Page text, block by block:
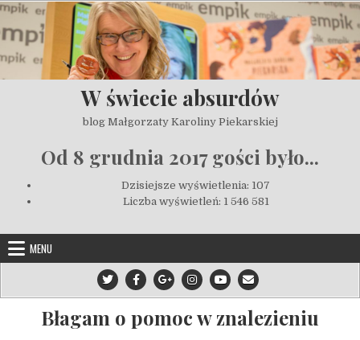
Skip to content
W świecie absurdów
blog Małgorzaty Karoliny Piekarskiej
Od 8 grudnia 2017 gości było...
Dzisiejsze wyświetlenia: 107
Liczba wyświetleń: 1 546 581
MENU
Błagam o pomoc w znalezieniu